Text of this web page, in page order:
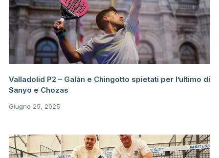
Valladolid P2 – Galán e Chingotto spietati per l’ultimo di
Sanyo e Chozas
Giugno 25, 2025